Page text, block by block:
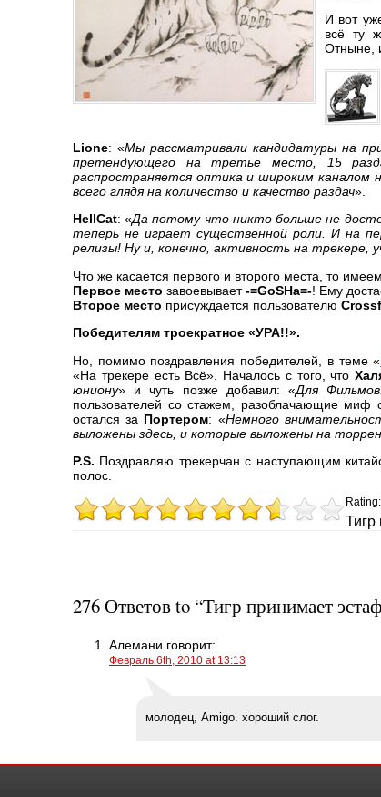
И вот
всё ту
Отныне,
Lione: «Мы рассматривали кандидатуры на
претендующего на третье место, 15
распространяется оптика и широким каналом
всего глядя на количество и качество раздач».
HellCat: «Да потому что никто больше не
теперь не играет существенной роли. И на
релизы! Ну и, конечно, активность на трекере,
Что же касается первого и второго места, то
Первое место завоевывает-=GoSHa=-! Ему
Второе место присуждается пользователю
Победителям троекратное «УРА!!».
Но, помимо поздравления победителей, в теме «
«На трекере есть Всё». Началось с того, что
юниону» и чуть позже добавил: «Для
пользователей со стажем, разоблачающие
остался за Портером: «Немного
выложены здесь, и которые выложены на
P.S. Поздравляю трекерчан с наступающим
полос.
Тигр
276 Ответов to “Тигр принимает
Алемани говорит:
Февраль 6th, 2010 at 13:13
молодец, Amigo. хороший слог.